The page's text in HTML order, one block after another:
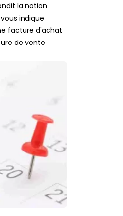
la notion
indique
facture d'achat
de vente